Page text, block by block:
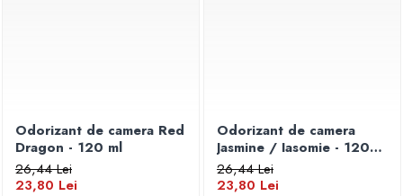
Odorizant de camera Red
Dragon - 120 ml
26,44 Lei
23,80 Lei
Odorizant de camera
Jasmine / Iasomie - 120
ml
26,44 Lei
23,80 Lei